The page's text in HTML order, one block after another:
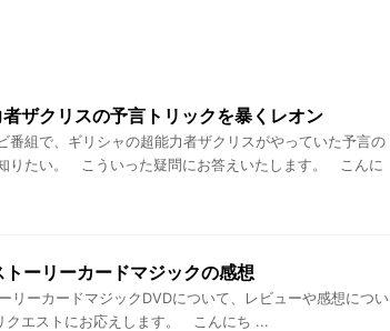
ザクリスの予言トリックを暴くレオン
番組で、ギリシャの超能力者ザクリスがやっていた予言の
りたい。 こういった疑問にお答えいたします。 こんに
ーリーカードマジックの感想
リーカードマジックDVDについて、レビューや感想につい
エストにお応えします。 こんにち ...